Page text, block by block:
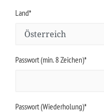
Land*
Passwort (min. 8 Zeichen)*
Passwort (Wiederholung)*